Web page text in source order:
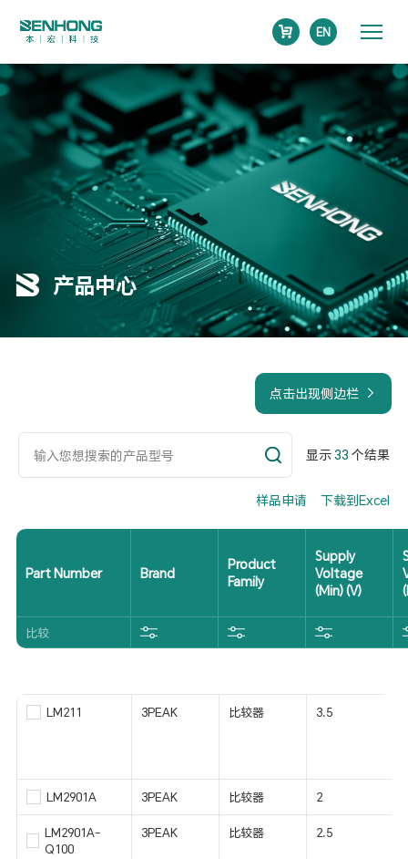
EN
产品中心
点击出现侧边栏
显示33 个结果
样品申请 下载到Excel
Part Number Brand
Product
Family
Supply
Voltage
(Min) (V)
比较
LM211 3PEAK 比较器 3.5
LM2901A 3PEAK 比较器 2
LM2901A-
Q100
3PEAK 比较器 2.5